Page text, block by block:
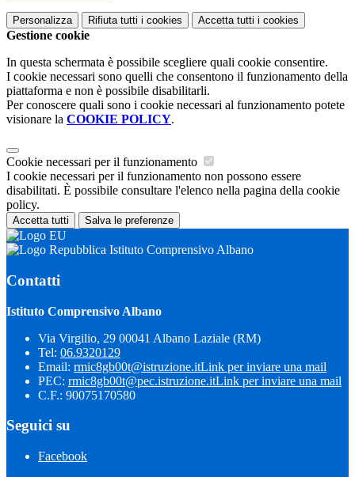
Personalizza Rifiuta tutti i cookies Accetta tutti i cookies
Gestione cookie
In questa schermata è possibile scegliere quali cookie consentire.
I cookie necessari sono quelli che consentono il funzionamento della
piattaforma e non è possibile disabilitarli.
Per conoscere quali sono i cookie necessari al funzionamento potete
visionare la COOKIE POLICY.
Cookie necessari per il funzionamento
I cookie necessari per il funzionamento non possono essere
disabilitati. È possibile consultare l'elenco nella pagina della cookie
policy.
Accetta tutti Salva le preferenze
Istituto Comprensivo Albano
Contatti
Istituto Comprensivo Albano
Via Virgilio, 29 00041 Albano Laziale (RM)
Tel: 06.9320129
Email: rmic8gb00t@istruzione.itLink per inviare una mail
PEC: rmic8gb00t@pec.istruzione.itLink per inviare una mail
C.F.: 90075170580
Seguici su
Facebook